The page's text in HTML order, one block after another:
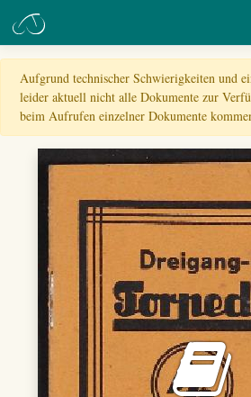
Aufgrund technischer Schwierigkeiten und
leider aktuell nicht alle Dokumente zur
beim Aufrufen einzelner Dokumente